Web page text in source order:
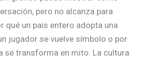
pero no alcanza para
qué un país entero adopta una
jugador se vuelve símbolo o por
se transforma en mito. La cultura